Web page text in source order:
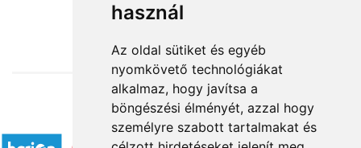
használ
Az oldal sütiket és egyéb
nyomkövető technológiákat
alkalmaz, hogy javítsa a
böngészési élményét, azzal hogy
személyre szabott tartalmakat és
from HUF28,800
Accepted payment methods